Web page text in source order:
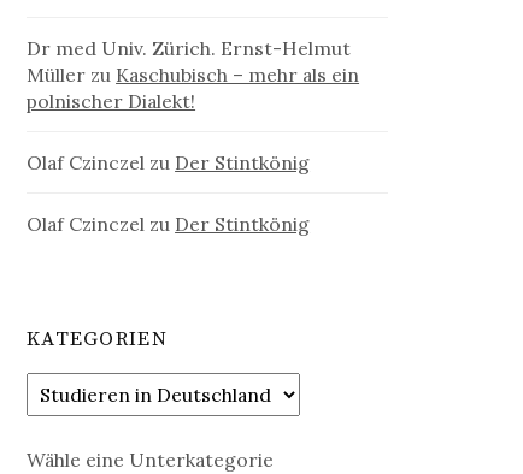
Dr med Univ. Zürich. Ernst-Helmut
Müller zu Kaschubisch – mehr als ein
polnischer Dialekt!
Olaf Czinczel zu Der Stintkönig
Olaf Czinczel zu Der Stintkönig
KATEGORIEN
Wähle eine Unterkategorie